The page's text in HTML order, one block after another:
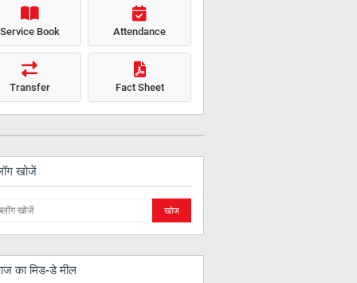
Service Book Attendance
Transfer Fact Sheet
खोजें
का मिड-डे मील